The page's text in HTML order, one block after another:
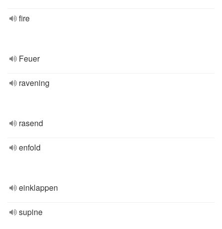
fire
Feuer
ravening
rasend
enfold
einklappen
supine